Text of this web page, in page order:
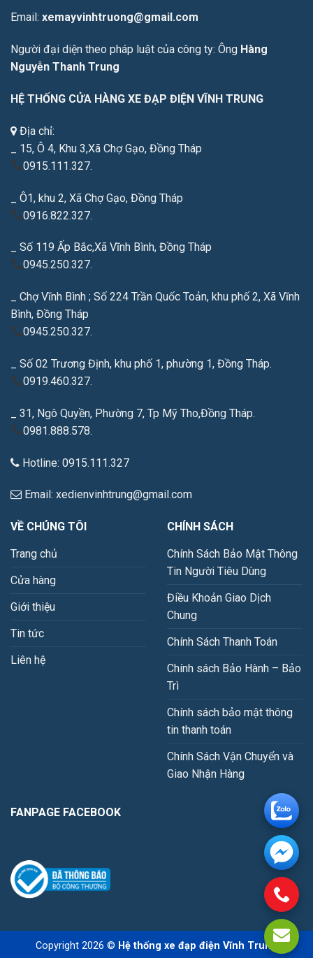
Email: xemayvinhtruong@gmail.com
Người đại diện theo pháp luật của công ty: Ông Hàng
Nguyễn Thanh Trung
HỆ THỐNG CỬA HÀNG XE ĐẠP ĐIỆN VĨNH TRUNG
Địa chỉ:
_ 15, Ô 4, Khu 3,Xã Chợ Gạo, Đồng Tháp
0915.111.327.
_ Ô1, khu 2, Xã Chợ Gạo, Đồng Tháp
0916.822.327.
_ Số 119 Ấp Bắc,Xã Vĩnh Bình, Đồng Tháp
0945.250.327.
_ Chợ Vĩnh Bình ; Số 224 Trần Quốc Toản, khu phố 2, Xã Vĩnh
Bình, Đồng Tháp
0945.250.327.
_ Số 02 Trương Định, khu phố 1, phường 1, Đồng Tháp.
0919.460.327.
_ 31, Ngô Quyền, Phường 7, Tp Mỹ Tho,Đồng Tháp.
0981.888.578.
Hotline: 0915.111.327
Email: xedienvinhtrung@gmail.com
VỀ CHÚNG TÔI
Trang chủ
Cửa hàng
Giới thiệu
Tin tức
Liên hệ
CHÍNH SÁCH
Chính Sách Bảo Mật Thông
Tin Người Tiêu Dùng
Điều Khoản Giao Dịch
Chung
Chính Sách Thanh Toán
Chính sách Bảo Hành – Bảo
Trì
Chính sách bảo mật thông
tin thanh toán
Chính Sách Vận Chuyển và
Giao Nhận Hàng
FANPAGE FACEBOOK
Copyright 2026 © Hệ thống xe đạp điện Vĩnh Trung